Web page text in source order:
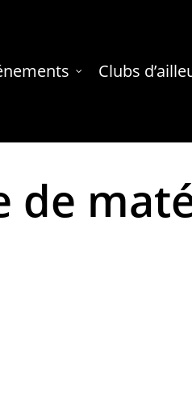
Clubs
de